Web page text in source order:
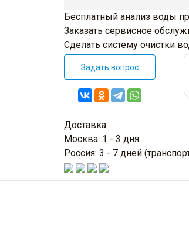
Бесплатный анализ воды
Заказать сервисное
Сделать систему очистки
Задать вопрос
Доставка
Москва: 1 - 3 дня
Россия: 3 - 7 дней